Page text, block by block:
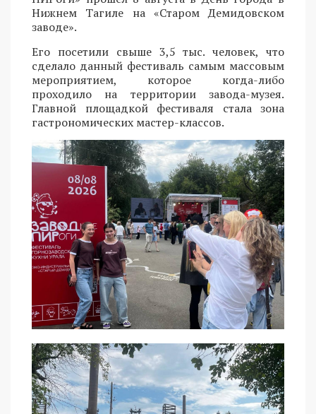
Нижнем Тагиле на «Старом Демидовском
заводе».
Его посетили свыше 3,5 тыс. человек, что
сделало данный фестиваль самым массовым
мероприятием, которое когда-либо
проходило на территории завода-музея.
Главной площадкой фестиваля стала зона
гастрономических мастер-классов.